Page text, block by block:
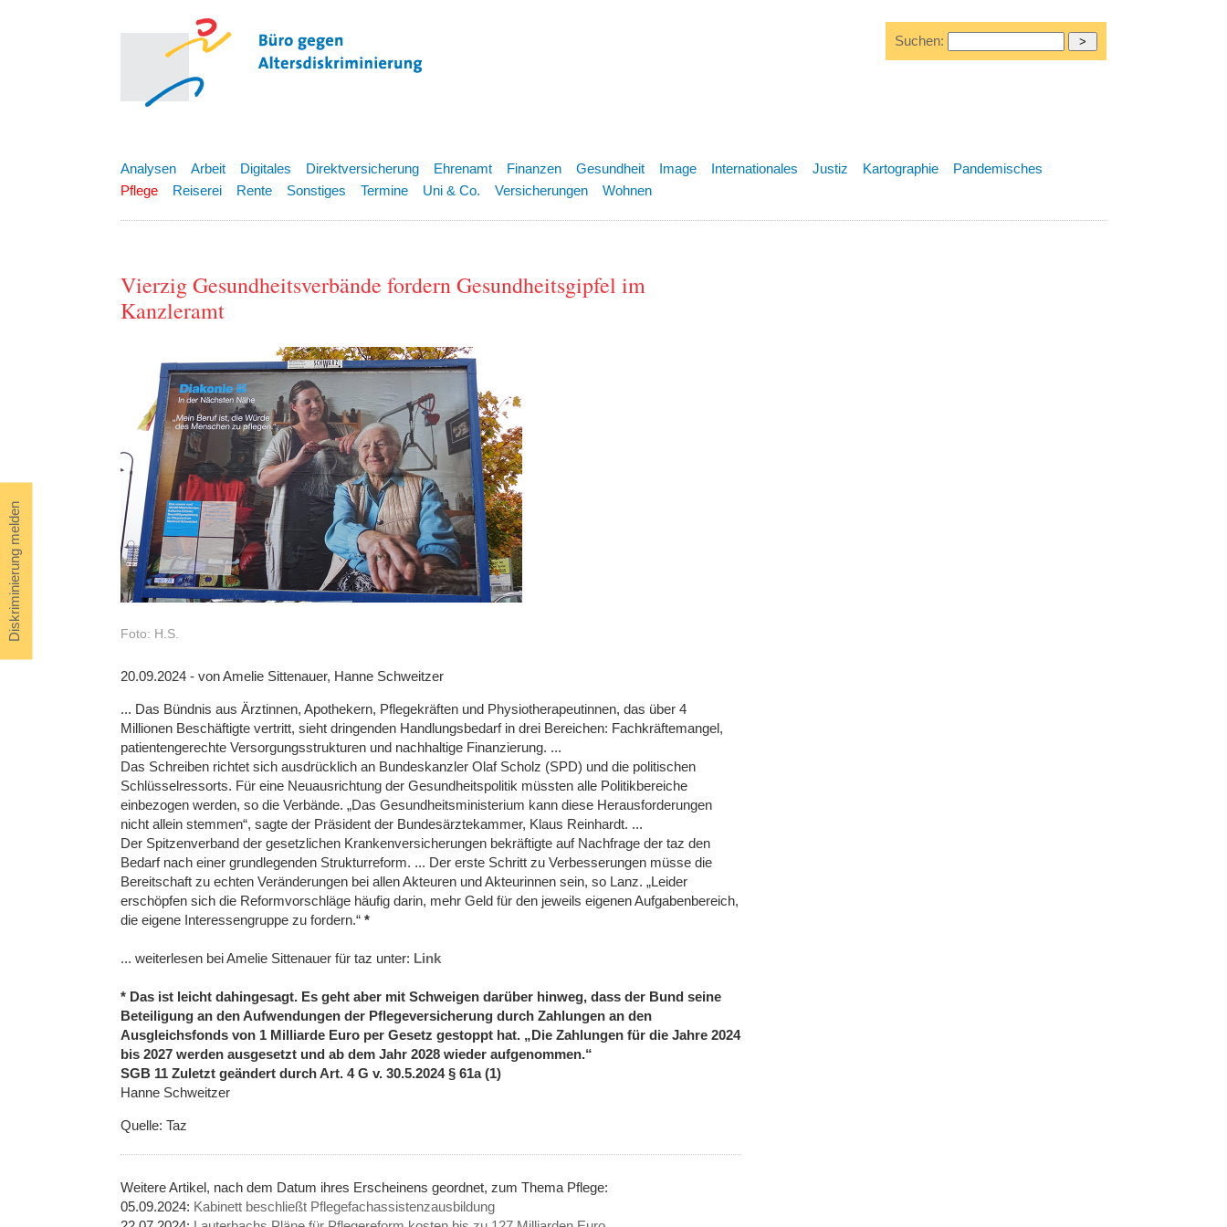
Diskriminierung melden
Suchen:
Analysen Arbeit Digitales Direktversicherung Ehrenamt Finanzen Gesundheit Image Internationales Justiz Kartographie
Pandemisches
Pflege
Reiserei Rente Sonstiges Termine Uni & Co. Versicherungen Wohnen
Vierzig Gesundheitsverbände fordern Gesundheitsgipfel im
Kanzleramt
Foto: H.S.
20.09.2024 - von Amelie Sittenauer, Hanne Schweitzer
... Das Bündnis aus Ärztinnen, Apothekern, Pflegekräften und Physiotherapeutinnen, das über 4
Millionen Beschäftigte vertritt, sieht dringenden Handlungsbedarf in drei Bereichen: Fachkräftemangel,
patientengerechte Versorgungsstrukturen und nachhaltige Finanzierung. ...
Das Schreiben richtet sich ausdrücklich an Bundeskanzler Olaf Scholz (SPD) und die politischen
Schlüsselressorts. Für eine Neuausrichtung der Gesundheitspolitik müssten alle Politikbereiche
einbezogen werden, so die Verbände. „Das Gesundheitsministerium kann diese Herausforderungen
nicht allein stemmen“, sagte der Präsident der Bundesärztekammer, Klaus Reinhardt. ...
Der Spitzenverband der gesetzlichen Krankenversicherungen bekräftigte auf Nachfrage der taz den
Bedarf nach einer grundlegenden Strukturreform. ... Der erste Schritt zu Verbesserungen müsse die
Bereitschaft zu echten Veränderungen bei allen Akteuren und Akteurinnen sein, so Lanz. „Leider
erschöpfen sich die Reformvorschläge häufig darin, mehr Geld für den jeweils eigenen Aufgabenbereich,
die eigene Interessengruppe zu fordern.“ *
... weiterlesen bei Amelie Sittenauer für taz unter: Link
* Das ist leicht dahingesagt. Es geht aber mit Schweigen darüber hinweg, dass der Bund seine
Beteiligung an den Aufwendungen der Pflegeversicherung durch Zahlungen an den
Ausgleichsfonds von 1 Milliarde Euro per Gesetz gestoppt hat. „Die Zahlungen für die Jahre 2024
bis 2027 werden ausgesetzt und ab dem Jahr 2028 wieder aufgenommen.“
SGB 11 Zuletzt geändert durch Art. 4 G v. 30.5.2024 § 61a (1)
Hanne Schweitzer
Quelle: Taz
Weitere Artikel, nach dem Datum ihres Erscheinens geordnet, zum Thema Pflege:
05.09.2024: Kabinett beschließt Pflegefachassistenzausbildung